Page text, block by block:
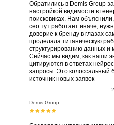
Обратились в Demis Group
настройкой видимости в
поисковиках. Нам объяснили,
сео тут работает иначе,
доверие к бренду в глазах
проделала титаническую
структурированию данных и
Сейчас мы видим, как наши
цитируются в ответах
запросы. Это колоссальный
источник новых заявок
Demis Group